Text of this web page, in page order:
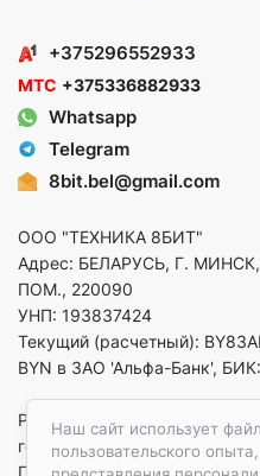
Наш сайт использует
пользовательского
+375296552933
МТС +375336882933
Whatsapp
Telegram
8bit.bel@gmail.com
ООО "ТЕХНИКА 8БИТ"
Адрес: БЕЛАРУСЬ, Г.
ПОМ., 220090
УНП: 193837424
Текущий (расчетный):
BYN в ЗАО 'Альфа-Банк', БИК:
Регистрация в торговом
горисполком